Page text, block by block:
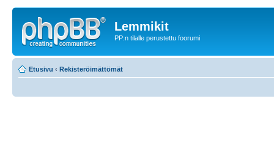
Lemmikit
PP:n tilalle perustettu foorumi
Etusivu ‹ Rekisteröimättömät